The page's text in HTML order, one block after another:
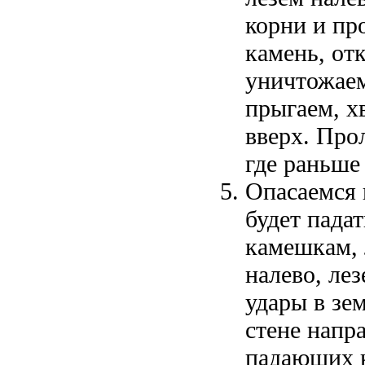
корни и
камень,
прыгаем,
вверх.
где
Опасаемся
будет
камешкам,
налево,
удары в
стене
падающих